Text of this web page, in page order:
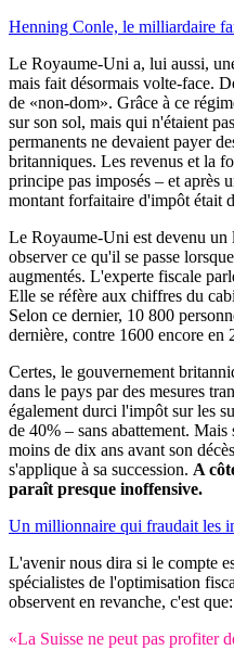
Henning Conle, le milliardaire
Le Royaume-Uni a, lui aussi,
mais fait désormais volte-face.
de «non-dom». Grâce à ce
sur son sol, mais qui n'étaient
permanents ne devaient payer
britanniques. Les revenus et la
principe pas imposés – et après
montant forfaitaire d'impôt était
Le Royaume-Uni est devenu un
observer ce qu'il se passe
augmentés. L'experte fiscale
Elle se réfère aux chiffres du
Selon ce dernier, 10 800
dernière, contre 1600 encore en
Certes, le gouvernement
dans le pays par des mesures
également durci l'impôt sur les
de 40% – sans abattement.
moins de dix ans avant son
s'applique à sa succession. A
paraît presque inoffensive.
Un millionnaire qui fraudait les
L'avenir nous dira si le compte
spécialistes de l'optimisation
observent en revanche, c'est que:
«La Suisse ne peut pas profiter